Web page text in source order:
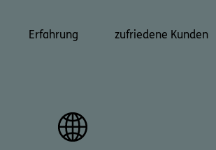
Erfahrung zufriedene Kunden